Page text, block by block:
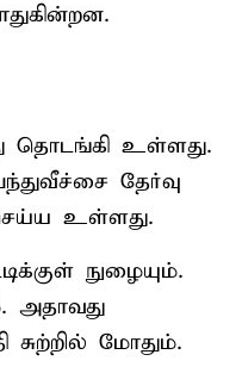
தொடங்கி உள்ளது.
தேர்வு
உள்ளது.
நுழையும்.
அதாவது
சுற்றில் மோதும்.